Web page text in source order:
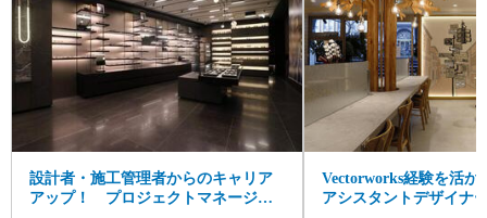
設計者・施工管理者からのキャリア
アップ！ プロジェクトマネージャ
Vectorworks経験を活か
アシスタントデザイナ